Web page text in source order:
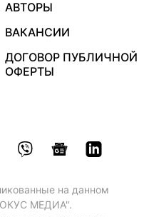
АВТОРЫ
ВАКАНСИИ
ДОГОВОР ПУБЛИЧНОЙ
ОФЕРТЫ
на данном
МЕДИА".